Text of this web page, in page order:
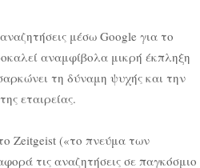
μέσω Google για το
αναμφίβολα μικρή έκπληξη
τη δύναμη ψυχής και την
εταιρείας.
Zeitgeist («το πνεύμα των
τις αναζητήσεις σε παγκόσμιο